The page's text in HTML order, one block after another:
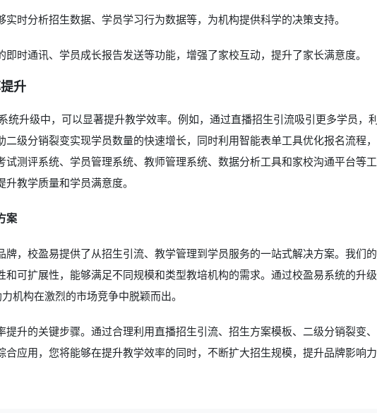
实时分析招生数据、学员学习行为数据等，为机构提供科学的决策支持。
即时通讯、学员成长报告发送等功能，增强了家校互动，提升了家长满意度。
升
统升级中，可以显著提升教学效率。例如，通过直播招生引流吸引更多学员，
级分销裂变实现学员数量的快速增长，同时利用智能表单工具优化报名流程
测评系统、学员管理系统、教师管理系统、数据分析工具和家校沟通平台等
教学质量和学员满意度。
案
，校盈易提供了从招生引流、教学管理到学员服务的一站式解决方案。我们
可扩展性，能够满足不同规模和类型教培机构的需求。通过校盈易系统的升
机构在激烈的市场竞争中脱颖而出。
提升的关键步骤。通过合理利用直播招生引流、招生方案模板、二级分销裂变
应用，您将能够在提升教学效率的同时，不断扩大招生规模，提升品牌影响